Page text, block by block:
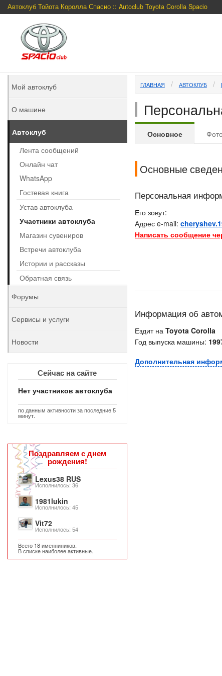
Автоклуб Тойота Королла Спасио :: Autoclub Toyota Corolla Spacio
ГЛАВНАЯ АВТОКЛУБ
Основное
Основные
Персональная
Его зовут:
Адрес e-mail:
Написать сообщение
Информация об
Ездит на Toyota Corolla
Год выпуска машины:
Дополнительная
Мой автоклуб
О машине
Автоклуб
Лента сообщений
Онлайн чат
WhatsApp
Гостевая книга
Устав автоклуба
Участники автоклуба
Магазин сувениров
Встречи автоклуба
Истории и рассказы
Обратная связь
Форумы
Сервисы и услуги
Новости
Сейчас на сайте
Нет участников автоклуба
по данным активности за последние 5
минут.
Поздравляем с днем
рождения!
Lexus38 RUS
Исполнилось: 36
1981lukin
Исполнилось: 45
Vit72
Исполнилось: 54
Всего 18 именниников.
В списке наиболее активные.